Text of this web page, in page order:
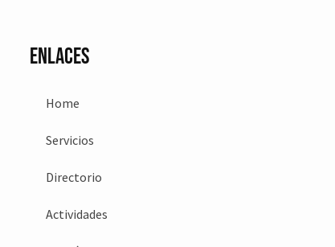
Enlaces
Home
Servicios
Directorio
Actividades